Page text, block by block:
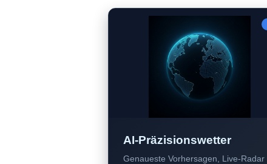
AI-Präzisionswetter
Genaueste Vorhersagen, Live-Radar